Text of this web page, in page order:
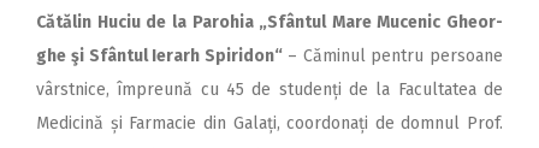
Cătălin Huciu de la Parohia „Sfântul Mare Mucenic Gheor­
ghe şi Sfântul Ierarh Spi­ridon“ – Căminul pentru persoane
vârstnice, împreună cu 45 de studenți de la Facultatea de
Medicină și Farmacie din Galați, coordonați de domnul Prof.